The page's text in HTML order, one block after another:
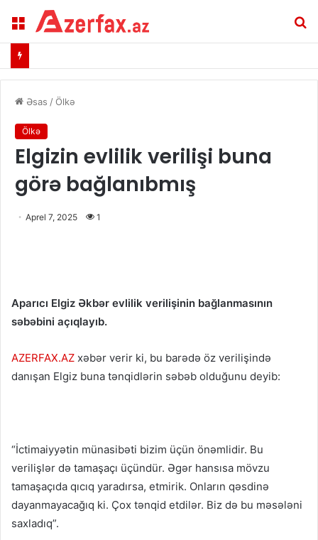
Menu
Əsas /Ölkə
Ölkə
Elgizin evlilik verilişi buna
görə bağlanıbmış
Aprel 7, 2025 1
Aparıcı Elgiz Əkbər evlilik verilişinin bağlanmasının
səbəbini açıqlayıb.
AZERFAX.AZ xəbər verir ki, bu barədə öz verilişində
danışan Elgiz buna tənqidlərin səbəb olduğunu deyib:
“İctimaiyyətin münasibəti bizim üçün önəmlidir. Bu
verilişlər də tamaşaçı üçündür. Əgər hansısa mövzu
tamaşaçıda qıcıq yaradırsa, etmirik. Onların qəsdinə
dayanmayacağıq ki. Çox tənqid etdilər. Biz də bu məsələni
saxladıq”.